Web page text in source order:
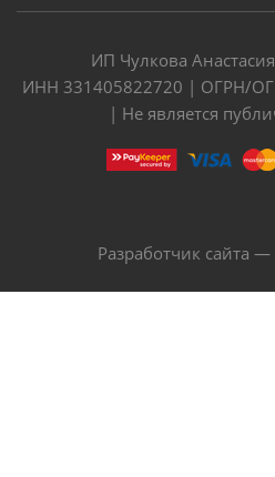
ИП Чулкова
ИНН 331405822720 | ОГРН/
| Не является
Разработчик сайта —